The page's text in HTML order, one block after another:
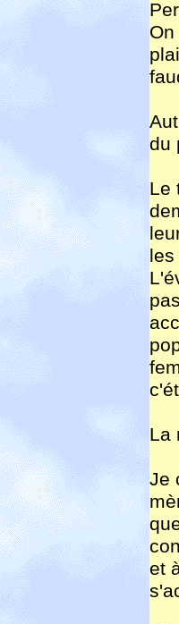
du
Le
La
Je
et